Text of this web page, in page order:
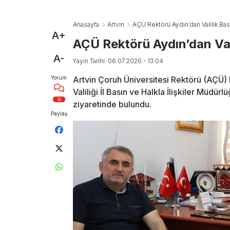
A+
A-
Yorum
10
Paylaş
Anasayfa Artvin AÇÜ Rektörü Aydın’dan Valilik
AÇÜ Rektörü Aydın’dan
Yayın Tarihi: 06.07.2026 - 13:04
Artvin Çoruh Üniversitesi Rektörü
Valiliği İl Basın ve Halkla İlişkiler
ziyaretinde bulundu.